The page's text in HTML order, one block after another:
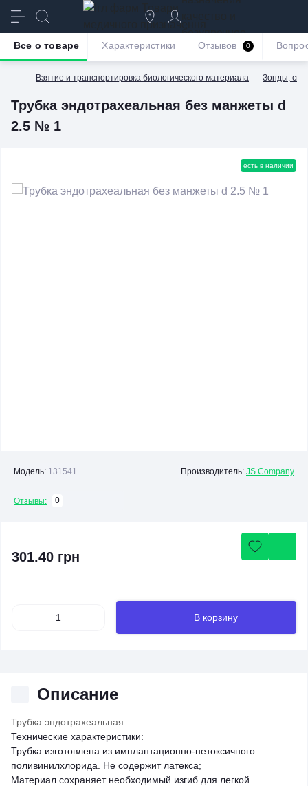
безупречное
обслуживание
Взятие и транспортировка биологического материала Зонды,
Трубка эндотрахеальная без манжеты d
2.5 № 1
Все о товаре Характеристики Отзывов 0
есть в наличии
Модель: 131541 Производитель: JS Company
Отзывы: 0
301.40 грн
В корзину
Описание
Трубка эндотрахеальная
Технические характеристики:
Трубка изготовлена из имплантационно-нетоксичного
поливинилхлорида. Не содержит латекса;
Материал сохраняет необходимый изгиб для легкой